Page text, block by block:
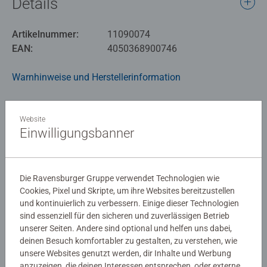
Lorcana. Schützt die Sammelkarten vor Abnutzung beim
auch als Schreibtischunterlage oder Mauspad verwendet
werden.
Disney Lorcana ist ein Sammelkartenspiel von
Original und auf neu gestaltete Weise zeigt.
Artikelnummer:
11090074
EAN:
4050368900746
Warnhinweise und Herstellerinformation
Noch keine Bewertungen
abgegeben
0/0
Verfasse eine Bewertung
Richtlinien für Bewertungen
Website
Einwilligungsbanner
Die Ravensburger Gruppe verwendet Technologien wie
Cookies, Pixel und Skripte, um ihre Websites bereitzustellen
und kontinuierlich zu verbessern. Einige dieser Technologien
sind essenziell für den sicheren und zuverlässigen Betrieb
unserer Seiten. Andere sind optional und helfen uns dabei,
deinen Besuch komfortabler zu gestalten, zu verstehen, wie
unsere Websites genutzt werden, dir Inhalte und Werbung